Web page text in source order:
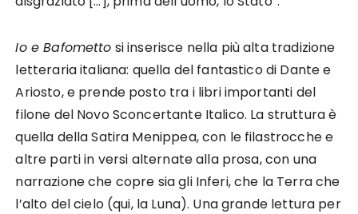
Io e Bafometto si inserisce nella più alta tradizione
letteraria italiana: quella del fantastico di Dante e
Ariosto, e prende posto tra i libri importanti del
filone del Novo Sconcertante Italico. La struttura è
quella della Satira Menippea, con le filastrocche e
altre parti in versi alternate alla prosa, con una
narrazione che copre sia gli Inferi, che la Terra che
l’alto del cielo (qui, la Luna). Una grande lettura per